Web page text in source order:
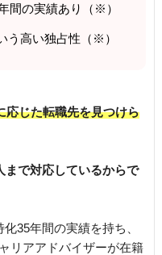
間の実績あり（※）
う高い独占性（※）
応じた転職先を見つけら
まで対応しているからで
35年間の実績を持ち、
リアアドバイザーが在籍